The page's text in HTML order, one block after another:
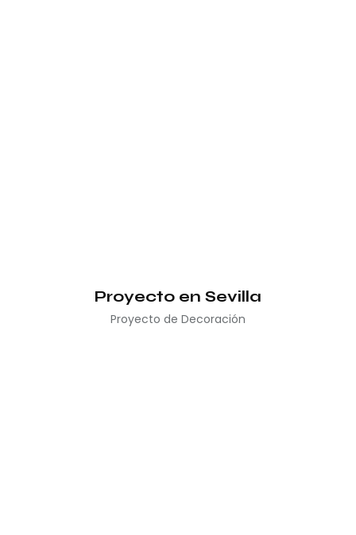
Proyecto en Sevilla
Proyecto de Decoración